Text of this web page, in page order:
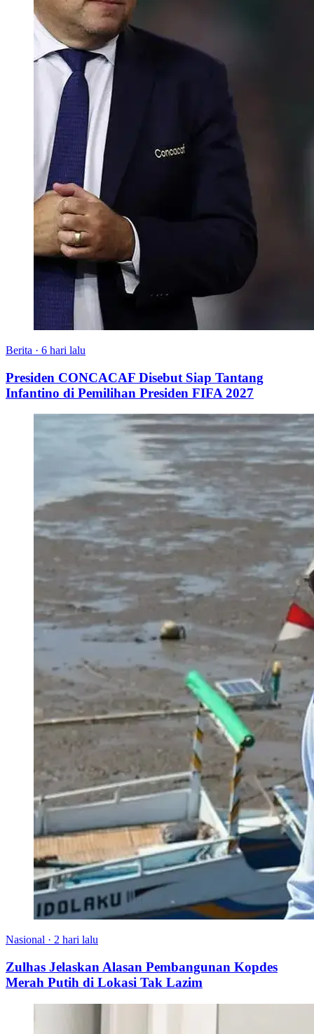
Berita · 6 hari lalu
Presiden CONCACAF Disebut Siap Tantang
Infantino di Pemilihan Presiden FIFA 2027
Nasional · 2 hari lalu
Zulhas Jelaskan Alasan Pembangunan Kopdes
Merah Putih di Lokasi Tak Lazim